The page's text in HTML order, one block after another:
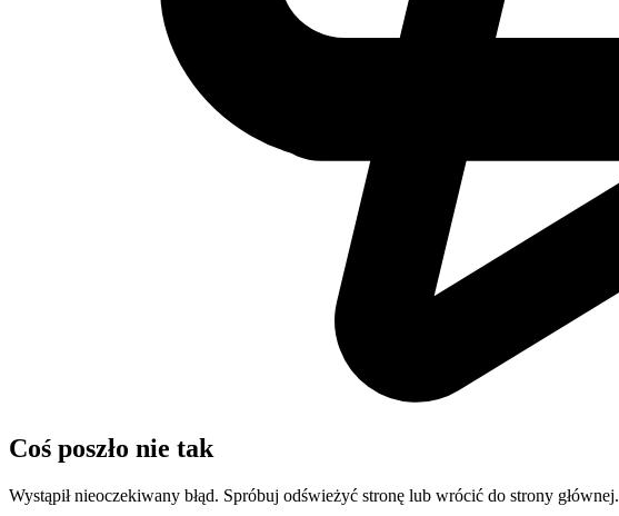
Coś poszło nie tak
Wystąpił nieoczekiwany błąd. Spróbuj odświeżyć stronę lub wrócić do strony głównej.